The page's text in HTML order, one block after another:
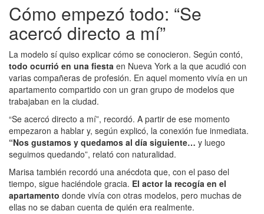
Cómo empezó todo: “Se
acercó directo a mí”
La modelo sí quiso explicar cómo se conocieron. Según contó,
todo ocurrió en una fiesta en Nueva York a la que acudió con
varias compañeras de profesión. En aquel momento vivía en un
apartamento compartido con un gran grupo de modelos que
trabajaban en la ciudad.
“Se acercó directo a mí”, recordó. A partir de ese momento
empezaron a hablar y, según explicó, la conexión fue inmediata.
“Nos gustamos y quedamos al día siguiente… y luego
seguimos quedando”, relató con naturalidad.
Marisa también recordó una anécdota que, con el paso del
tiempo, sigue haciéndole gracia. El actor la recogía en el
apartamento donde vivía con otras modelos, pero muchas de
ellas no se daban cuenta de quién era realmente.